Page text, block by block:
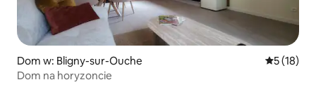
Dom w: Bligny-sur-Ouche Średnia
5 (18)
Dom na horyzoncie